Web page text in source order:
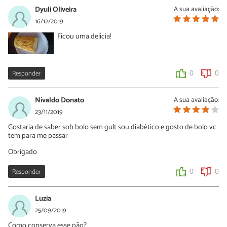
17/01/2020
Oi Joana, não recomendamos pois esses ingredientes têm
consistência diferente, alterando o resultado final.
A sua avaliação:
Dyuli Oliveira
16/12/2019
Ficou uma delícia!
Responder 0 0
A sua avaliação:
Nivaldo Donato
23/11/2019
Gostaria de saber sob bolo sem gult sou diabético e gosto de bolo vc
tem para me passar
Obrigado
Responder 0 0
Luzia
25/09/2019